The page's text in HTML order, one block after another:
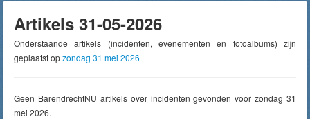
Artikels 31-05-2026
Onderstaande artikels (incidenten, evenementen en fotoalbums) zijn
geplaatst opzondag 31 mei 2026
Geen BarendrechtNU artikels over incidenten gevonden voor zondag 31
mei 2026.